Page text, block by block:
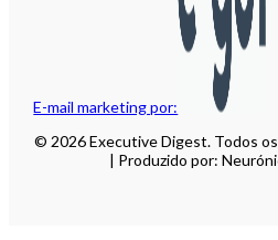
E-mail marketing por:
© 2026 Executive Digest. Todos
| Produzido por: